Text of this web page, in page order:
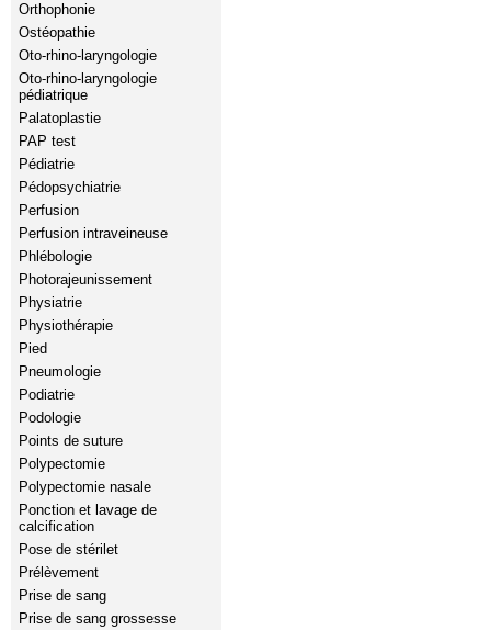
Orthophonie
Ostéopathie
Oto-rhino-laryngologie
Oto-rhino-laryngologie
pédiatrique
Palatoplastie
PAP test
Pédiatrie
Pédopsychiatrie
Perfusion
Perfusion intraveineuse
Phlébologie
Photorajeunissement
Physiatrie
Physiothérapie
Pied
Pneumologie
Podiatrie
Podologie
Points de suture
Polypectomie
Polypectomie nasale
Ponction et lavage de
calcification
Pose de stérilet
Prélèvement
Prise de sang
Prise de sang grossesse